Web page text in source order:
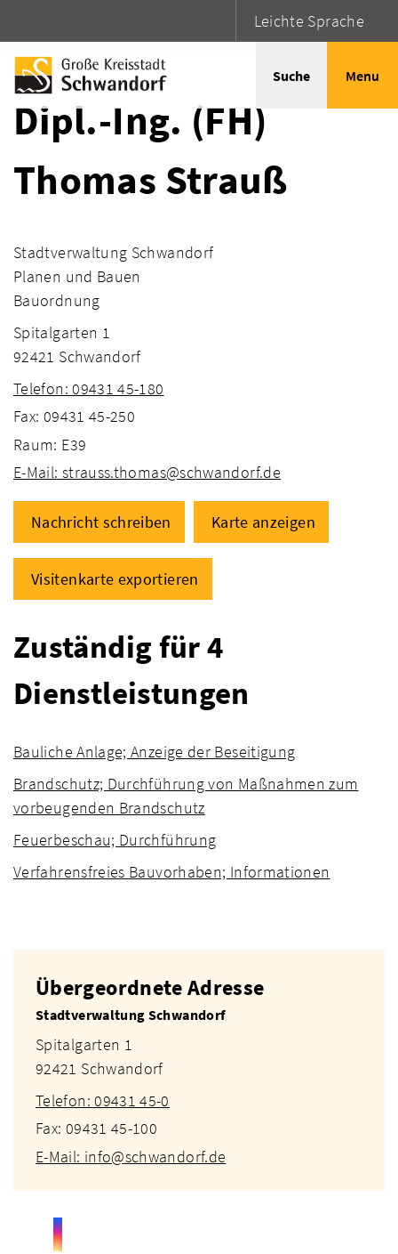
Leichte Sprache
Suche Menu
Dipl.-Ing. (FH)
Thomas Strauß
Stadtverwaltung Schwandorf
Planen und Bauen
Bauordnung
Spitalgarten 1
92421 Schwandorf
Telefon: 09431 45-180
Fax: 09431 45-250
Raum: E39
E-Mail: strauss.thomas@schwandorf.de
Nachricht schreiben Karte anzeigen
Visitenkarte exportieren
Zuständig für 4
Dienstleistungen
Bauliche Anlage; Anzeige der Beseitigung
Brandschutz; Durchführung von Maßnahmen zum
vorbeugenden Brandschutz
Feuerbeschau; Durchführung
Verfahrensfreies Bauvorhaben; Informationen
Übergeordnete Adresse
Stadtverwaltung Schwandorf
Spitalgarten 1
92421 Schwandorf
Telefon: 09431 45-0
Fax: 09431 45-100
E-Mail: info@schwandorf.de